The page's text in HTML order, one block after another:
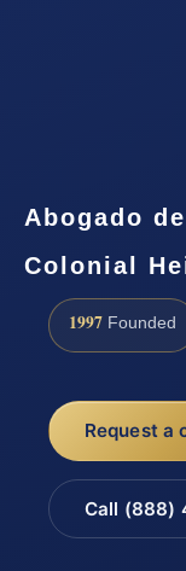
Abogado
Colonial
1997 Founded
Request a
Call (888)